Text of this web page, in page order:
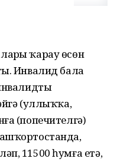
ҡарау өсөн
Инвалид бала
(уллыҡҡа,
(попечителгә)
11500 һумға етә,